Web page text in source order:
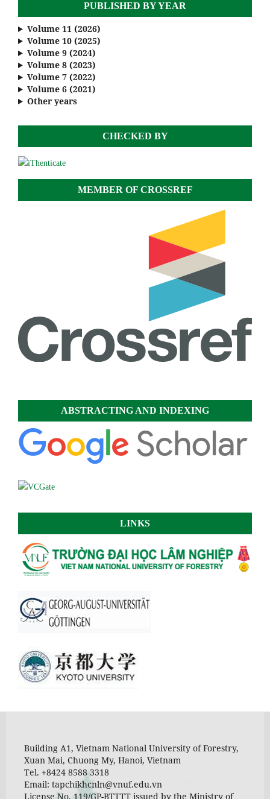
PUBLISHED BY YEAR
Volume 11 (2026)
Volume 10 (2025)
Volume 9 (2024)
Volume 8 (2023)
Volume 7 (2022)
Volume 6 (2021)
Other years
CHECKED BY
MEMBER OF CROSSREF
ABSTRACTING AND INDEXING
LINKS
Building A1, Vietnam National University of Forestry,
Xuan Mai, Chuong My, Hanoi, Vietnam
Tel. +8424 8588 3318
Email: tapchikhcnln@vnuf.edu.vn
License No. 119/GP-BTTTT issued by the Ministry of